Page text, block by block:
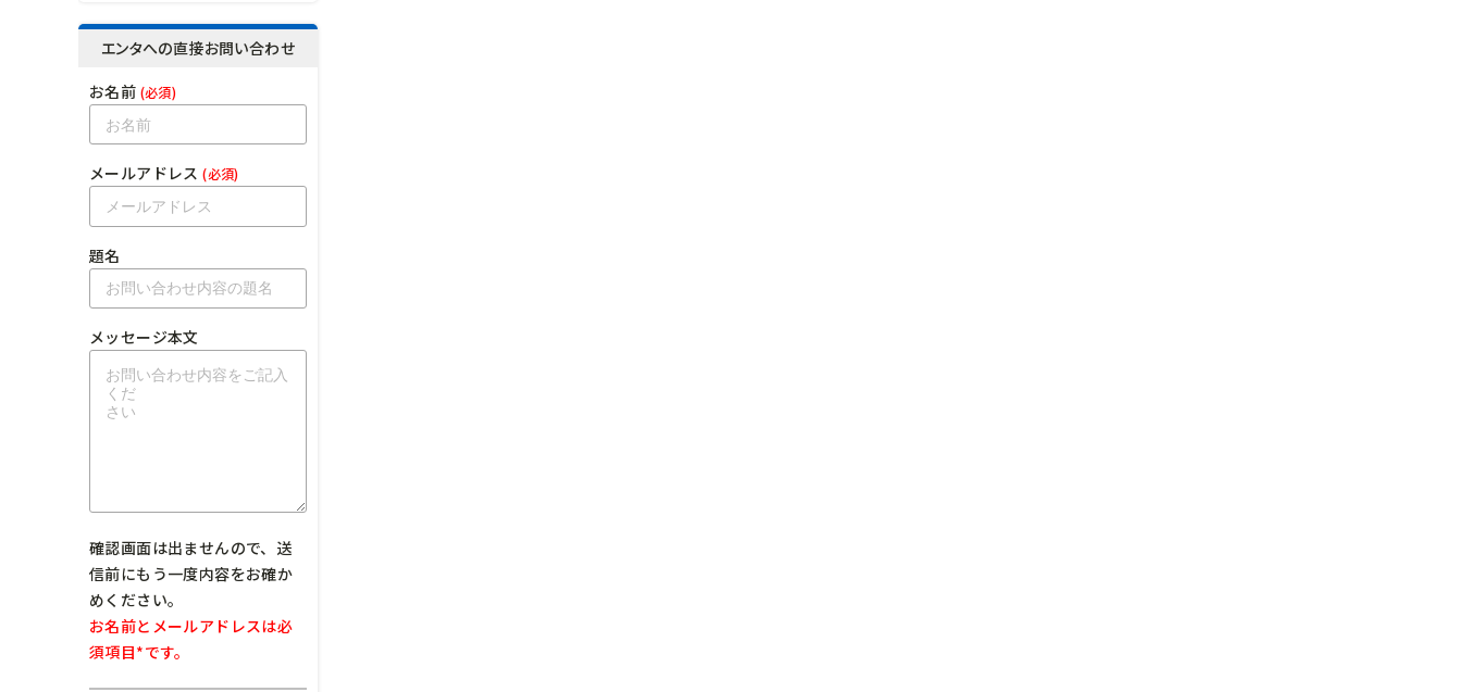
エンタへの直接お問い合わせ
お名前 (必須)
メールアドレス (必須)
題名
メッセージ本文
確認画面は出ませんので、送
信前にもう一度内容をお確か
めください。
お名前とメールアドレスは必
須項目*です。